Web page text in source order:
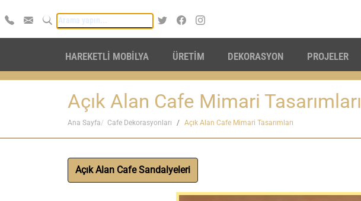
HAREKETLİ MOBİLYA ÜRETİM DEKORASYON PROJELER
Açık Alan Cafe Mimari Tasarımları
Ana Sayfa Cafe Dekorasyonları Açık Alan Cafe Mimari Tasarımları
Açık Alan Cafe Sandalyeleri